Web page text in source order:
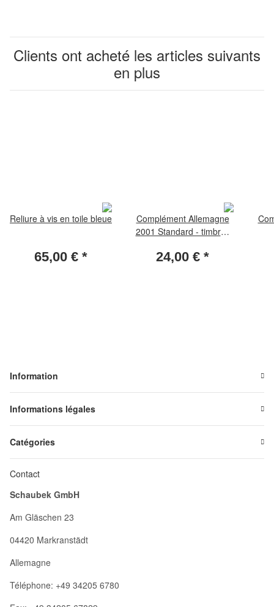
Clients ont acheté les articles suivants
en plus
Reliure à vis en toile bleue
65,00 € *
Complément Allemagne
2001 Standard - timbres
24,00 € *
Information
Informations légales
Catégories
Contact
Schaubek GmbH
Am Gläschen 23
04420 Markranstädt
Allemagne
Téléphone: +49 34205 6780